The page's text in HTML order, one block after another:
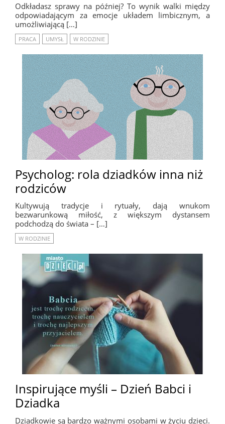
Odkładasz sprawy na później? To wynik walki między
odpowiadającym za emocje układem limbicznym, a
umożliwiającą […]
PRACA UMYSŁ W RODZINIE
Psycholog: rola dziadków inna niż
rodziców
Kultywują tradycje i rytuały, dają wnukom
bezwarunkową miłość, z większym dystansem
podchodzą do świata – […]
W RODZINIE
Inspirujące myśli – Dzień Babci i
Dziadka
Dziadkowie są bardzo ważnymi osobami w życiu dzieci.